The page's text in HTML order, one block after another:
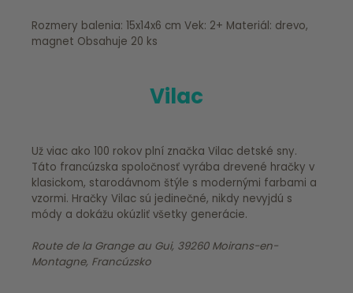
Rozmery balenia: 15x14x6 cm Vek: 2+ Materiál: drevo,
magnet Obsahuje 20 ks
Vilac
Už viac ako 100 rokov plní značka Vilac detské sny.
Táto francúzska spoločnosť vyrába drevené hračky v
klasickom, starodávnom štýle s modernými farbami a
vzormi. Hračky Vilac sú jedinečné, nikdy nevyjdú s
módy a dokážu okúzliť všetky generácie.
Route de la Grange au Gui, 39260 Moirans-en-
Montagne, Francúzsko